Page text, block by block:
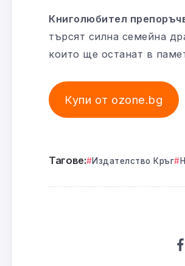
Книголюбител
търсят силна семейна
които ще останат в
Купи от ozone.bg
Тагове: Издателство Кръг